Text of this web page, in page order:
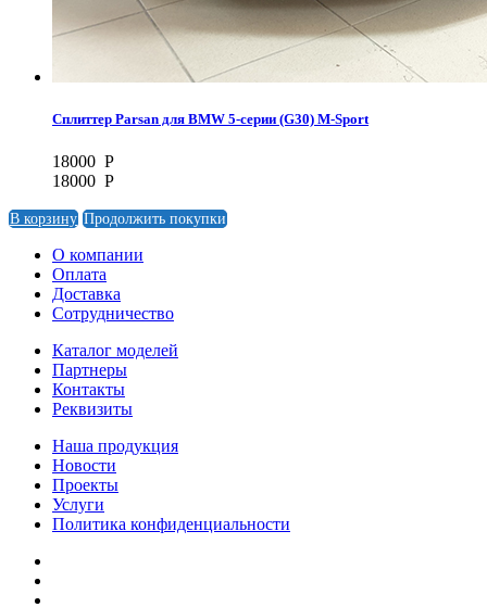
Сплиттер Parsan для BMW 5-серии (G30) M-Sport
18000 Р
18000 Р
В корзину Продолжить покупки
О компании
Оплата
Доставка
Cотрудничество
Каталог моделей
Партнеры
Контакты
Реквизиты
Наша продукция
Новости
Проекты
Услуги
Политика конфиденциальности